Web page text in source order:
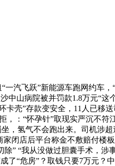
汽飞跃”新能源车跑网约车，
中山病院被并罚款1.8万元“这
壳”存款变安全，11人已移送
：“怀孕针”取现实严沉不符
，氢气不会跑出来。司机涉
闭店后平台称金不敷赔付楼
” “我从没做过胆囊手术，涉
了“危房”？取钱只要7万元？